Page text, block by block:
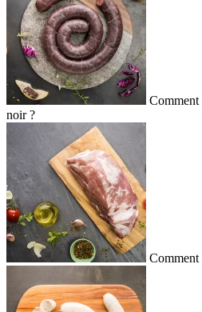
Comment
noir ?
Comment